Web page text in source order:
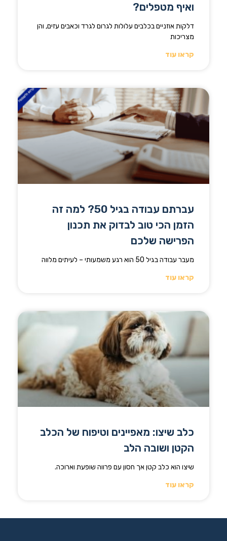
ואיף מטפלים?
דלקות אוזניים בכלבים עלולות לגרום לגרד וכאבים עזים, והן
מצריכות
קראו עוד
עברתם עבודה בגיל 50? למה זה
הזמן הכי טוב לבדוק את תכנון
הפרישה שלכם
מעבר עבודה בגיל 50 הוא רגע משמעותי – לעיתים מלווה
קראו עוד
כלב שיצו: מאפיינים וטיפוח של הכלב
הקטן ושובה הלב
שיצו הוא כלב קטן אך חסון עם פרווה שופעת וארוכה.
קראו עוד